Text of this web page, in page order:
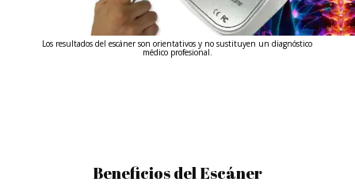
Los resultados del escáner son orientativos y no sustituyen un diagnóstico
médico profesional.
Beneficios del Escáner